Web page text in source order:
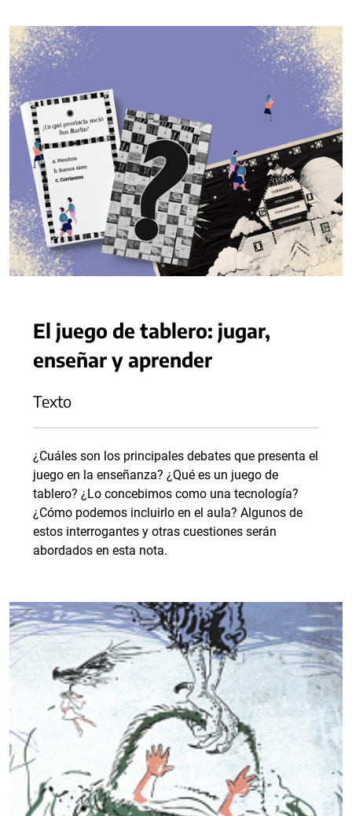
El juego de tablero: jugar,
enseñar y aprender
Texto
¿Cuáles son los principales debates que presenta el
juego en la enseñanza? ¿Qué es un juego de
tablero? ¿Lo concebimos como una tecnología?
¿Cómo podemos incluirlo en el aula? Algunos de
estos interrogantes y otras cuestiones serán
abordados en esta nota.